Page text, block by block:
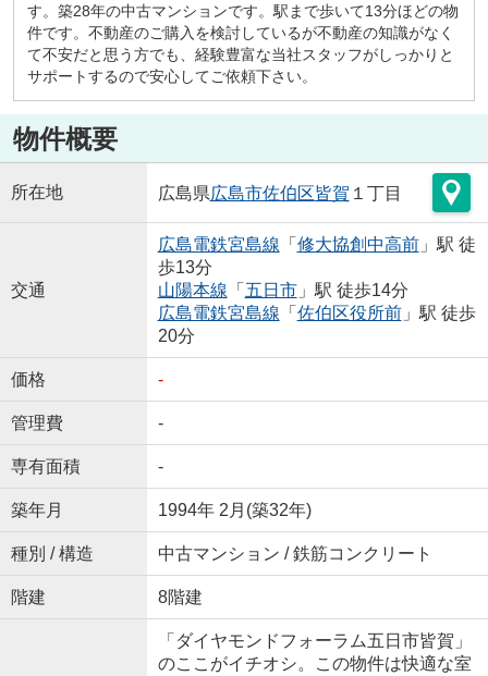
す。築28年の中古マンションです。駅まで歩いて13分ほどの物
件です。不動産のご購入を検討しているが不動産の知識がなく
て不安だと思う方でも、経験豊富な当社スタッフがしっかりと
サポートするので安心してご依頼下さい。
物件概要
所在地 広島県広島市佐伯区皆賀 １丁目
交通
広島電鉄宮島線 「 修大協創中高前」駅 徒
歩13分
山陽本線 「 五日市」駅 徒歩14分
広島電鉄宮島線 「 佐伯区役所前」駅 徒歩
20分
価格 -
管理費 -
専有面積 -
築年月 1994年 2月(築32年)
種別 / 構造 中古マンション / 鉄筋コンクリート
階建 8階建
「ダイヤモンドフォーラム五日市皆賀」
のここがイチオシ。この物件は快適な室